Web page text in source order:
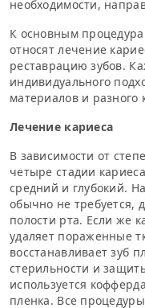
необходимости,
К основным
относят лечение
реставрацию зубов.
индивидуального
материалов и разного
Лечение кариеса
В зависимости от
четыре стадии
средний и глубокий.
обычно не требуется,
полости рта. Если же
удаляет пораженные
восстанавливает зуб
стерильности и
используется
пленка. Все